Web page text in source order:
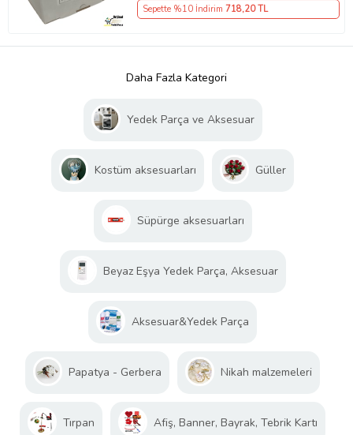
Sepette %10 İndirim 718,20 TL
Daha Fazla Kategori
Yedek Parça ve Aksesuar
Kostüm aksesuarları Güller
Süpürge aksesuarları
Beyaz Eşya Yedek Parça, Aksesuar
Aksesuar&Yedek Parça
Papatya - Gerbera Nikah malzemeleri
Tırpan Afiş, Banner, Bayrak, Tebrik Kartı